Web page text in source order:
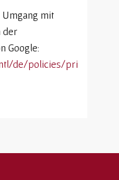
mit
der
Google:
de/policies/pri